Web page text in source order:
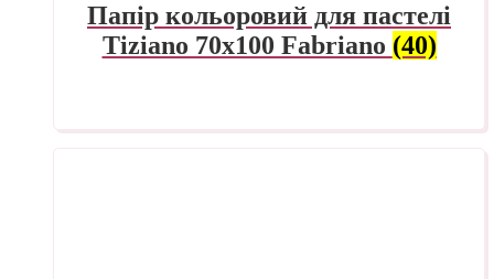
Папір кольоровий для пастелі
Tiziano 70х100 Fabriano (40)